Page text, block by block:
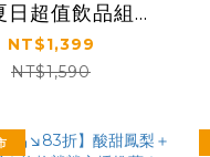
日超值飲品組｜
料＋Jelly蒟蒻凍
粒多乳酸飲料
NT$1,399
NT$1,590